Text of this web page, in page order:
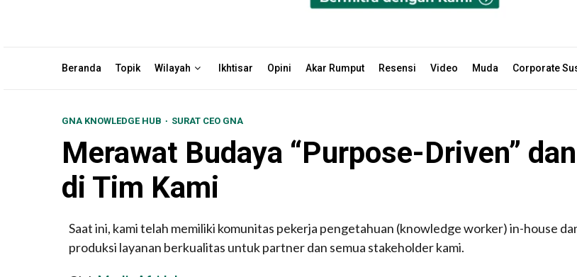
Beranda Topik Wilayah Ikhtisar Opini Akar Rumput Resensi Video Muda Corporate
GNA KNOWLEDGE HUB SURAT CEO GNA
Merawat Budaya “Purpose-Driven”
di Tim Kami
Saat ini, kami telah memiliki komunitas pekerja pengetahuan (knowledge worker) in-house
produksi layanan berkualitas untuk partner dan semua stakeholder kami.